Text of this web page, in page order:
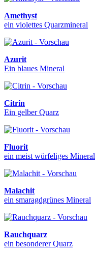
Amethyst
ein violettes Quarzmineral
Azurit
Ein blaues Mineral
Citrin
Ein gelber Quarz
Fluorit
ein meist würfeliges Mineral
Malachit
ein smaragdgrünes Mineral
Rauchquarz
ein besonderer Quarz